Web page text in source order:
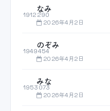
1912290
なみ
2026年4月2日
1949454
のぞみ
2026年4月2日
1953073
みな
2026年4月2日